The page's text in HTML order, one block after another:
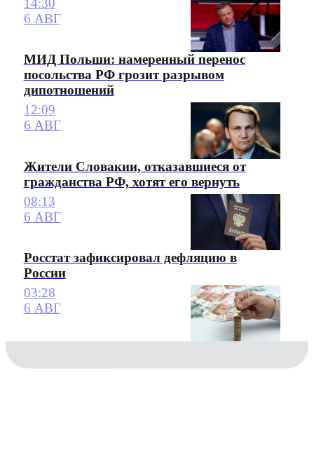
14:30
6 АВГ
МИД Польши: намеренный перенос
посольства РФ грозит разрывом
дипотношений
12:09
6 АВГ
Жители Словакии, отказавшиеся от
гражданства РФ, хотят его вернуть
08:13
6 АВГ
Росстат зафиксировал дефляцию в
России
03:28
6 АВГ